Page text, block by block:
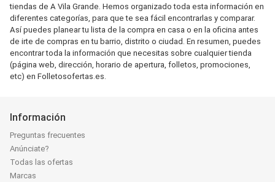
tiendas de A Vila Grande. Hemos organizado toda esta información en
diferentes categorías, para que te sea fácil encontrarlas y comparar.
Así puedes planear tu lista de la compra en casa o en la oficina antes
de irte de compras en tu barrio, distrito o ciudad. En resumen, puedes
encontrar toda la información que necesitas sobre cualquier tienda
(página web, dirección, horario de apertura, folletos, promociones,
etc) en Folletosofertas.es.
Información
Preguntas frecuentes
Anúnciate?
Todas las ofertas
Marcas